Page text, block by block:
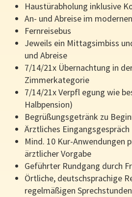
Haustürabholung inklusive
An- und Abreise im modernen
Fernreisebus
Jeweils ein Mittagsimbiss
und Abreise
7/14/21x Übernachtung in
Zimmerkategorie
7/14/21x Verpfl egung wie
Halbpension)
Begrüßungsgetränk zu
Ärztliches Eingangsgespräch
Mind. 10 Kur-Anwendungen
ärztlicher Vorgabe
Geführter Rundgang durch
Örtliche, deutschsprachige
regelmäßigen Sprechstunden